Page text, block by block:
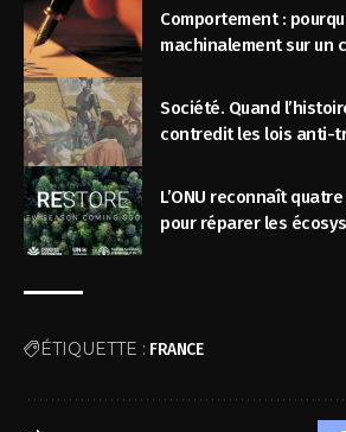
Comportement :
machinalement sur un
Société. Quand
contredit les lois anti-
L’ONU reconnaît
pour réparer les
ÉTIQUETTE : FRANCE